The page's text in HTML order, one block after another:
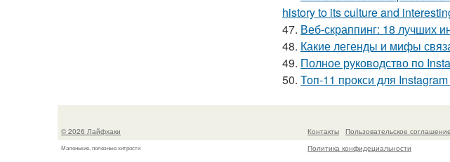
history to its culture and
47. Веб-скраппинг: 18 лучших
48. Какие легенды и мифы
49. Полное руководство по
50. Топ-11 прокси для
© 2026 Лайфхаки
Маленькие, полезные хитрости
Контакты
Пользовательское соглашение
Политика конфидециальности